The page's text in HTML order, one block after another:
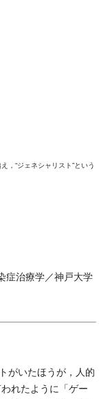
，“ジェネシャリスト”という
症治療学／神戸大学
がいたほうが，人的
れたように「ゲー